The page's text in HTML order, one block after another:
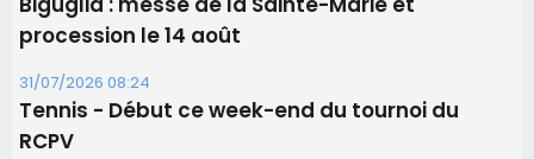
procession le 14 août
31/07/2026 08:24
Tennis - Début ce week-end du tournoi du
RCPV